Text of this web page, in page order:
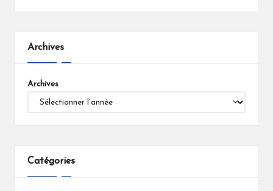
Archives
Archives
Catégories